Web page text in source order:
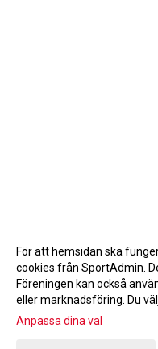
Gå till
För att hemsidan ska
cookies från SportAdmin.
Föreningen kan också
eller marknadsföring. Du
Anpassa dina val